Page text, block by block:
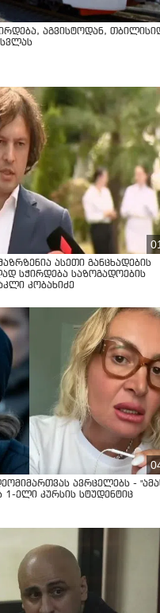
აგვისტოდან,
ასეთი განცხადების
სჭირდება საზოგადოების
კობახიძე
ავრცელებს -
ელი კურსის სტუდენტიც